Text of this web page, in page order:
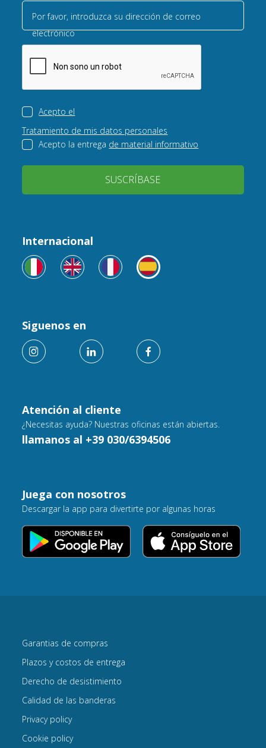
Por favor, introduzca su dirección de correo
electrónico
Acepto el
Tratamiento de mis datos personales
Acepto la entrega de material informativo
SUSCRÍBASE
Atención al cliente
¿Necesitas ayuda? Nuestras oficinas están abiertas.
llamanos al +39 030/6394506
Internacional
Siguenos en
Juega con nosotros
Descargar la app para divertirte por algunas horas
Garantias de compras
Plazos y costos de entrega
Derecho de desistimiento
Calidad de las banderas
Privacy policy
Cookie policy